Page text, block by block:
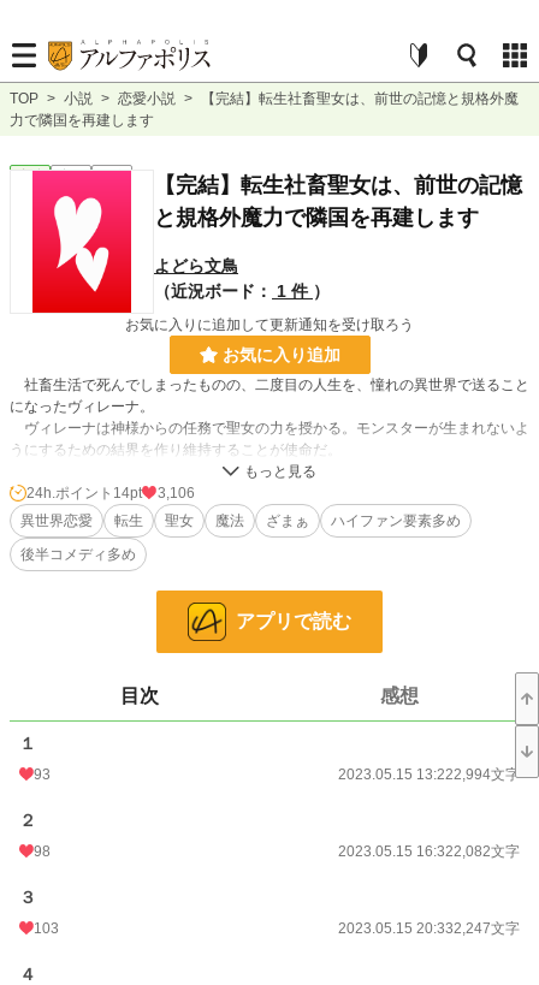
TOP > 小説 > 恋愛小説 >
【完結】転生社畜聖女は、前世の記憶と規格外魔
力で隣国を再建します
恋愛 完結 長編
【完結】転生社畜聖女は、前世の記憶
と規格外魔力で隣国を再建します
よどら文鳥
（近況ボード：
1 件 ）
お気に入りに追加して更新通知を受け取ろう
お気に入り追加
社畜生活で死んでしまったものの、二度目の人生を、憧れの異世界で送ること
になったヴィレーナ。
ヴィレーナは神様からの任務で聖女の力を授かる。モンスターが生まれないよ
うにするための結界を作り維持することが使命だ。
しかし、転生先では今までと変わらずに社畜聖女として過ごすことになってし
まう。
ついには聖なる力など偽りだと言われ、今までの給金分はタダ働きで仕事をす
る羽目になる。
えようとしたが、間一髪で神様に助けられる。
神様のミスということで、そのお詫びに魔力と体力を授かったヴィレーナ。
二度目の転生先は隣国のメビルス王国。
そこでは今までヴィレーナが経験したことのないような優しい国で、今まで以
その実力は、実は規格外のものだった。徐々に周りから崇められてしまうヴィ
レーナ。
うよう必死にお願いする。
キーファウス王太子は、謙虚で遠慮深い者を接することが少なかったため、ヴ
ちに気がつくことはない。
24h.ポイント 14pt
3,106
異世界恋愛
転生 聖女 魔法 ざまぁ
ハイファン要素多め
後半コメディ多め
アプリで読む
目次 感想
１
93 2023.05.15 13:222,994文字
２
98 2023.05.15 16:322,082文字
３
103 2023.05.15 20:332,247文字
４